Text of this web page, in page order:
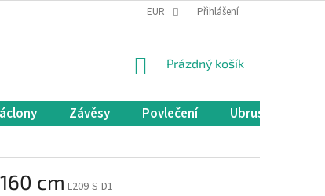
OBCHODNÍ PODMÍNKY
EUR Přihlášení
NÁKUPNÍ
Prázdný košík
Závěsy Povlečení Ubrusy
cm L209-S-D1